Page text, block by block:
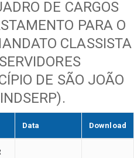
DE CARGOS
PARA O
CLASSISTA
DE SÃO JOÃO
Data Download